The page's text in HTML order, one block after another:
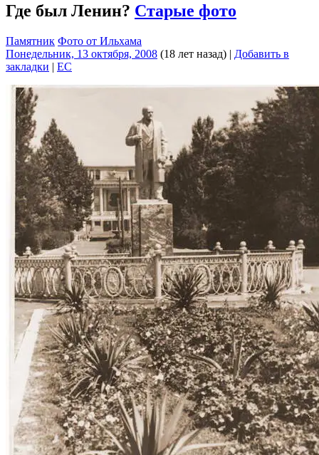
Где был Ленин? Старые фото
Памятник Фото от Ильхама
Понедельник, 13 октября, 2008 (18 лет назад) | Добавить в
закладки | EC